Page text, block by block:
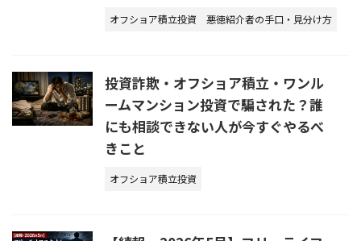
オフショア積立投資 悪徳紹介者の手口・見分け方
投資詐欺・オフショア積立・ワンル
ームマンション投資で騙された？誰
にも相談できない人が今すぐやるべ
きこと
オフショア積立投資